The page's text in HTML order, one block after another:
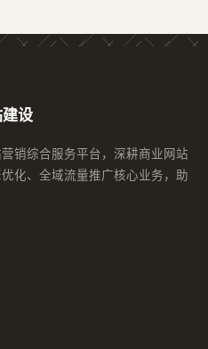
设
销综合服务平台，深耕商业网站
化、全域流量推广核心业务，助